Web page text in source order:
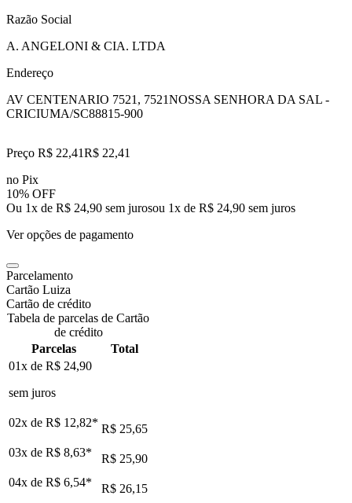
Razão Social
A. ANGELONI & CIA. LTDA
Endereço
AV CENTENARIO 7521, 7521NOSSA SENHORA DA SAL -
CRICIUMA/SC88815-900
Preço R$ 22,41R$ 22,41
no Pix
10% OFF
Ou 1x de R$ 24,90 sem jurosou 1x de R$ 24,90 sem juros
Ver opções de pagamento
Parcelamento
Cartão Luiza
Cartão de crédito
Tabela de parcelas de Cartão
de crédito
Parcelas
Total
01x de R$ 24,90
sem juros
02x de R$ 12,82* R$ 25,65
03x de R$ 8,63*
R$ 25,90
04x de R$ 6,54*
R$ 26,15